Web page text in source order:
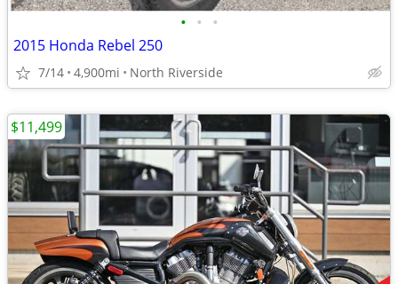
• • •
2015 Honda Rebel 250
7/14 4,900mi North Riverside
$11,499